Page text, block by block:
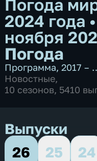
Погода
2024 года •
ноября
Погода
Программа,2017 –
Новостные,
10 сезонов, 5410
Выпуски
26
25 24